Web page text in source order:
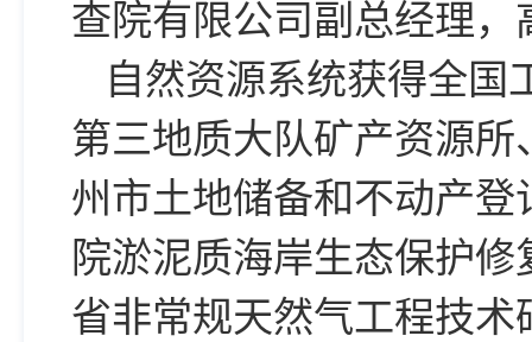
查院有限公司副总经理
自然资源系统获得全国
第三地质大队矿产资源
州市土地储备和不动产
院淤泥质海岸生态保护
省非常规天然气工程技